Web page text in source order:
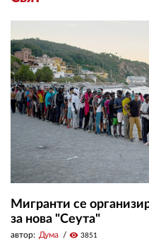
Мигранти се
за нова "Сеута"
автор: Дума visibility 3851